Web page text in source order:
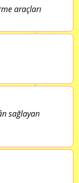
araçları
sağlayan